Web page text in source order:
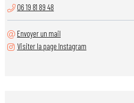
06 19 81 89 48
Envoyer un mail
Visiter la page Instagram